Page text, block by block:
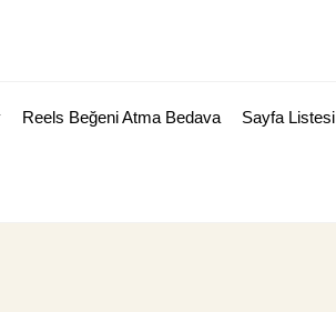
Reels Beğeni Atma Bedava Sayfa Listesi